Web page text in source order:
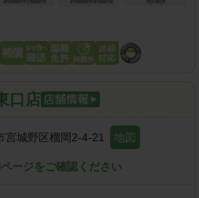
口店
宮城野区榴岡2-4-21 地図
ページをご確認ください